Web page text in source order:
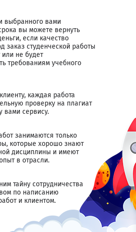
выбранного вами
вы можете вернуть
если качество
заказ студенческой работы
или не будет
требованиям учебного
каждая работа
проверку на плагиат
вами сервису.
занимаются только
которые хорошо знают
дисциплины и имеют
в отрасли.
тайну сотрудничества
по написанию
и клиентом.